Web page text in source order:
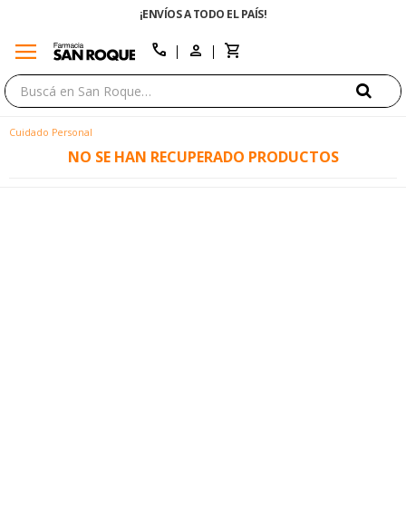
¡ENVÍOS A TODO EL PAÍS!
menu call
Cuidado Personal
NO SE HAN RECUPERADO PRODUCTOS
close